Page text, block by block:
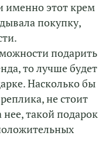
именно этот крем
покупку,
подарить
то лучше будет
Насколько бы
не стоит
нее, такой подарок